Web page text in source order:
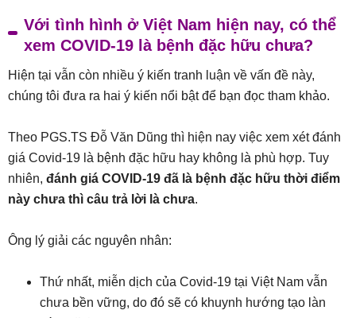
Với tình hình ở Việt Nam hiện nay, có thể
xem COVID-19 là bệnh đặc hữu chưa?
Hiện tại vẫn còn nhiều ý kiến tranh luận về vấn đề này,
chúng tôi đưa ra hai ý kiến nổi bật để bạn đọc tham khảo.
Theo PGS.TS Đỗ Văn Dũng thì hiện nay việc xem xét đánh
giá Covid-19 là bệnh đặc hữu hay không là phù hợp. Tuy
nhiên, đánh giá COVID-19 đã là bệnh đặc hữu thời điểm
này chưa thì câu trả lời là chưa.
Ông lý giải các nguyên nhân:
Thứ nhất, miễn dịch của Covid-19 tại Việt Nam vẫn
chưa bền vững, do đó sẽ có khuynh hướng tạo làn